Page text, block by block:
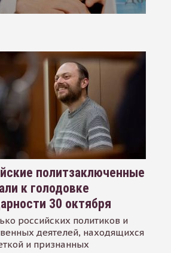
политзаключенные
к голодовке
30 октября
российских политиков и
деятелей, находящихся
и признанных